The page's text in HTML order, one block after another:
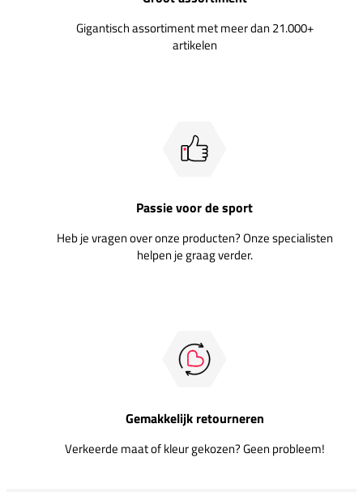
Gigantisch assortiment met meer dan 21.000+
artikelen
Passie voor de sport
Heb je vragen over onze producten? Onze specialisten
helpen je graag verder.
Gemakkelijk retourneren
Verkeerde maat of kleur gekozen? Geen probleem!